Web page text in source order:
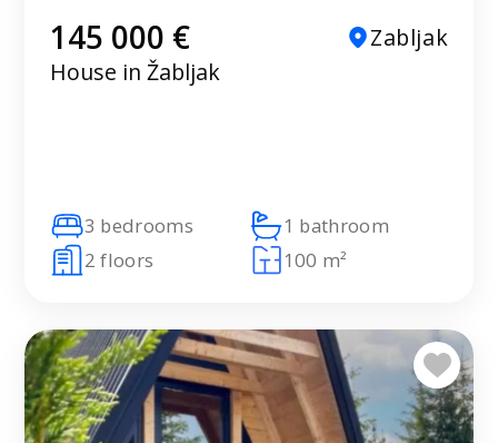
145 000 €
Zabljak
House in Žabljak
3 bedrooms
1 bathroom
2 floors
100 m²